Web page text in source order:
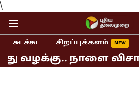
\
சுடச்சுட சிறப்புக்களம்
நாளை விசாரணை!